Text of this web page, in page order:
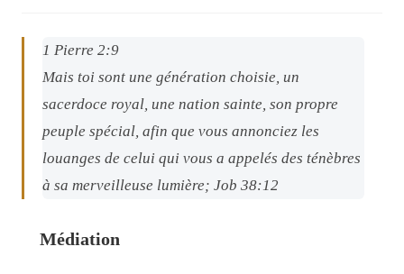
1 Pierre 2:9
Mais toi sont une génération choisie, un
sacerdoce royal, une nation sainte, son propre
peuple spécial, afin que vous annonciez les
louanges de celui qui vous a appelés des ténèbres
à sa merveilleuse lumière; Job 38:12
Médiation